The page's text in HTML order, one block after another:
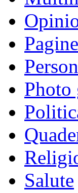
Photo
Salute